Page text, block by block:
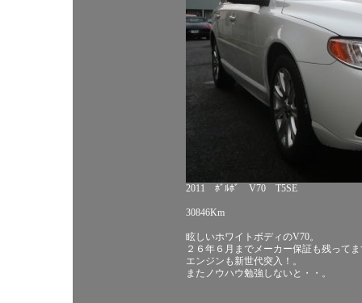
2011 ﾎﾞﾙﾎﾞ V70 T5SE
30846Km
眩しいホワイトボディのV70。
２６年６月までメーカー保証も残って
エンジンも新世代突入！。
またノウハウ勉強しないと・・。